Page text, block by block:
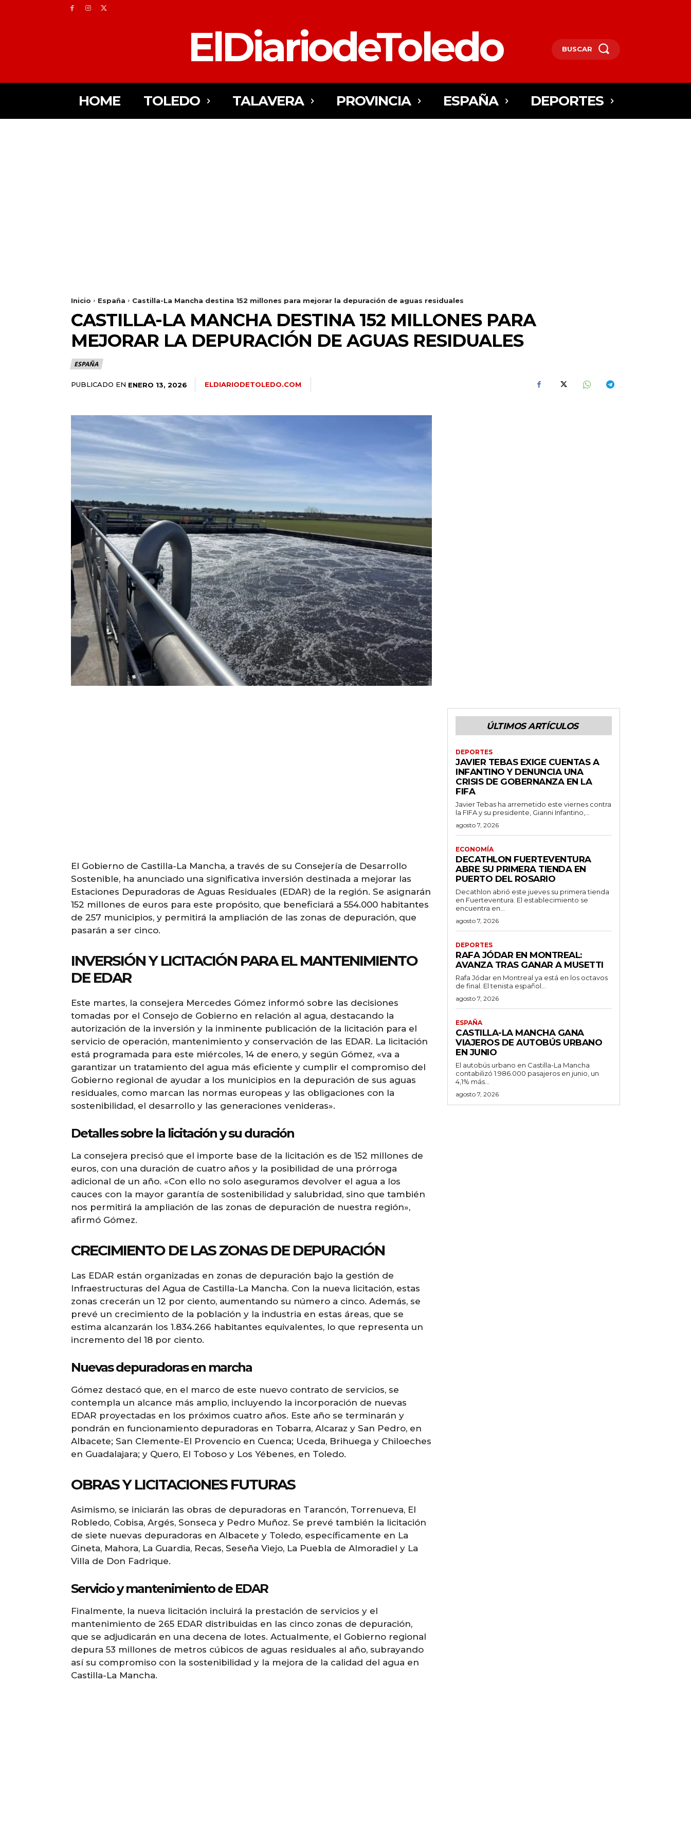
ElDiariodeToledo BUSCAR
HOME TOLEDO TALAVERA PROVINCIA ESPAÑA DEPORTES
Inicio España Castilla-La Mancha destina 152 millones para mejorar la depuración de aguas residuales
CASTILLA-LA MANCHA DESTINA 152 MILLONES PARA
MEJORAR LA DEPURACIÓN DE AGUAS RESIDUALES
ESPAÑA
PUBLICADO EN ENERO 13, 2026 ELDIARIODETOLEDO.COM
El Gobierno de Castilla-La Mancha, a través de su Consejería de Desarrollo
Sostenible, ha anunciado una significativa inversión destinada a mejorar las
Estaciones Depuradoras de Aguas Residuales (EDAR) de la región. Se asignarán
152 millones de euros para este propósito, que beneficiará a 554.000 habitantes
de 257 municipios, y permitirá la ampliación de las zonas de depuración, que
pasarán a ser cinco.
INVERSIÓN Y LICITACIÓN PARA EL MANTENIMIENTO
DE EDAR
Este martes, la consejera Mercedes Gómez informó sobre las decisiones
tomadas por el Consejo de Gobierno en relación al agua, destacando la
autorización de la inversión y la inminente publicación de la licitación para el
servicio de operación, mantenimiento y conservación de las EDAR. La licitación
está programada para este miércoles, 14 de enero, y según Gómez, «va a
garantizar un tratamiento del agua más eficiente y cumplir el compromiso del
Gobierno regional de ayudar a los municipios en la depuración de sus aguas
residuales, como marcan las normas europeas y las obligaciones con la
sostenibilidad, el desarrollo y las generaciones venideras».
Detalles sobre la licitación y su duración
La consejera precisó que el importe base de la licitación es de 152 millones de
euros, con una duración de cuatro años y la posibilidad de una prórroga
adicional de un año. «Con ello no solo aseguramos devolver el agua a los
cauces con la mayor garantía de sostenibilidad y salubridad, sino que también
nos permitirá la ampliación de las zonas de depuración de nuestra región»,
afirmó Gómez.
CRECIMIENTO DE LAS ZONAS DE DEPURACIÓN
Las EDAR están organizadas en zonas de depuración bajo la gestión de
Infraestructuras del Agua de Castilla-La Mancha. Con la nueva licitación, estas
zonas crecerán un 12 por ciento, aumentando su número a cinco. Además, se
prevé un crecimiento de la población y la industria en estas áreas, que se
estima alcanzarán los 1.834.266 habitantes equivalentes, lo que representa un
incremento del 18 por ciento.
Nuevas depuradoras en marcha
Gómez destacó que, en el marco de este nuevo contrato de servicios, se
contempla un alcance más amplio, incluyendo la incorporación de nuevas
EDAR proyectadas en los próximos cuatro años. Este año se terminarán y
pondrán en funcionamiento depuradoras en Tobarra, Alcaraz y San Pedro, en
Albacete; San Clemente-El Provencio en Cuenca; Uceda, Brihuega y Chiloeches
en Guadalajara; y Quero, El Toboso y Los Yébenes, en Toledo.
OBRAS Y LICITACIONES FUTURAS
Asimismo, se iniciarán las obras de depuradoras en Tarancón, Torrenueva, El
Robledo, Cobisa, Argés, Sonseca y Pedro Muñoz. Se prevé también la licitación
de siete nuevas depuradoras en Albacete y Toledo, específicamente en La
Gineta, Mahora, La Guardia, Recas, Seseña Viejo, La Puebla de Almoradiel y La
Villa de Don Fadrique.
Servicio y mantenimiento de EDAR
Finalmente, la nueva licitación incluirá la prestación de servicios y el
mantenimiento de 265 EDAR distribuidas en las cinco zonas de depuración,
que se adjudicarán en una decena de lotes. Actualmente, el Gobierno regional
depura 53 millones de metros cúbicos de aguas residuales al año, subrayando
así su compromiso con la sostenibilidad y la mejora de la calidad del agua en
Castilla-La Mancha.
ÚLTIMOS ARTÍCULOS
DEPORTES
JAVIER TEBAS EXIGE CUENTAS A
INFANTINO Y DENUNCIA UNA
CRISIS DE GOBERNANZA EN LA
FIFA
Javier Tebas ha arremetido este viernes contra
la FIFA y su presidente, Gianni Infantino,...
agosto 7, 2026
ECONOMÍA
DECATHLON FUERTEVENTURA
ABRE SU PRIMERA TIENDA EN
PUERTO DEL ROSARIO
Decathlon abrió este jueves su primera tienda
en Fuerteventura. El establecimiento se
encuentra en...
agosto 7, 2026
DEPORTES
RAFA JÓDAR EN MONTREAL:
AVANZA TRAS GANAR A MUSETTI
Rafa Jódar en Montreal ya está en los octavos
de final. El tenista español...
agosto 7, 2026
ESPAÑA
CASTILLA-LA MANCHA GANA
VIAJEROS DE AUTOBÚS URBANO
EN JUNIO
El autobús urbano en Castilla-La Mancha
contabilizó 1.986.000 pasajeros en junio, un
4,1% más...
agosto 7, 2026